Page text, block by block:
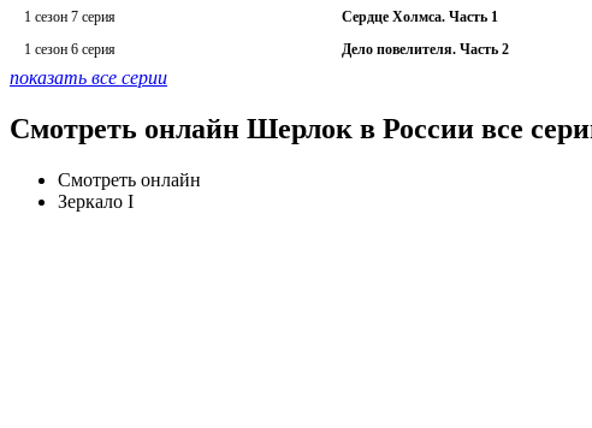
1 сезон 7 серия
Сердце Холмса. Часть 1
1 сезон 6 серия
Дело повелителя. Часть 2
показать все серии
Смотреть онлайн Шерлок в России все
Смотреть онлайн
Зеркало I